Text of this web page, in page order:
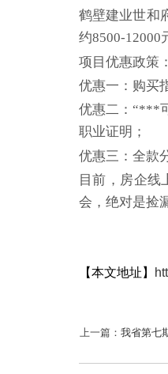
鹤壁建业世和
约8500-12000
项目优惠政策
优惠一：购买
优惠二：“***
职业证明；
优惠三：全款
目前，房企线
会，绝对是捡
【本文地址】
上一篇： 我省第七